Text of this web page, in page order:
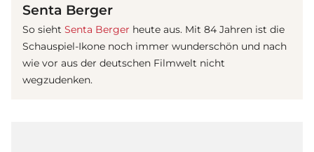
Senta Berger
So sieht Senta Berger heute aus. Mit 84 Jahren ist die
Schauspiel-Ikone noch immer wunderschön und nach
wie vor aus der deutschen Filmwelt nicht
wegzudenken.